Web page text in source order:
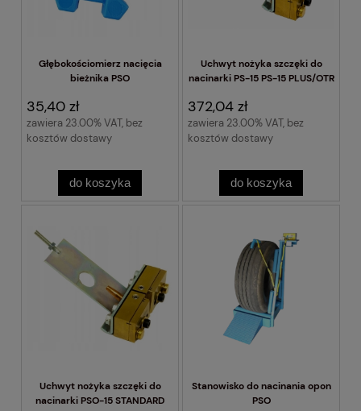
Głębokościomierz nacięcia
bieżnika PSO
35,40 zł
zawiera 23.00% VAT, bez
kosztów dostawy
do koszyka
Uchwyt nożyka szczęki do
nacinarki PS-15 PS-15 PLUS/OTR
372,04 zł
zawiera 23.00% VAT, bez
kosztów dostawy
do koszyka
Uchwyt nożyka szczęki do
nacinarki PSO-15 STANDARD
Stanowisko do nacinania opon
PSO